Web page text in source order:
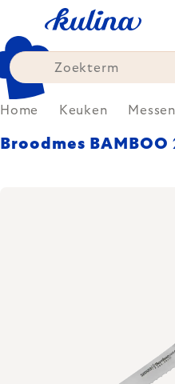
content
Home Keuken Messen
Broodmes